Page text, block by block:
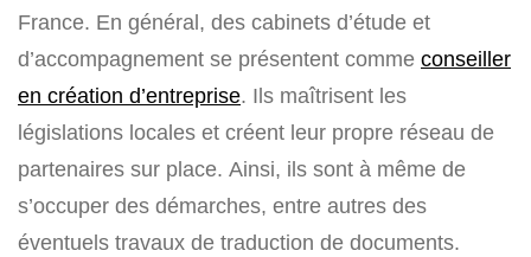
France. En général, des cabinets d’étude et
d’accompagnement se présentent comme conseiller
en création d’entreprise. Ils maîtrisent les
législations locales et créent leur propre réseau de
partenaires sur place. Ainsi, ils sont à même de
s’occuper des démarches, entre autres des
éventuels travaux de traduction de documents.